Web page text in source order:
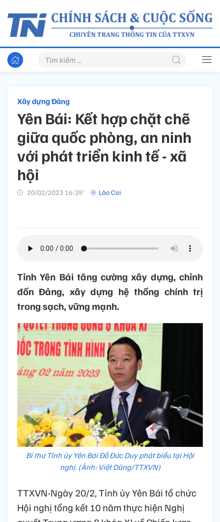
Xây dựng Đảng
Yên Bái: Kết hợp chặt chẽ
giữa quốc phòng, an ninh
với phát triển kinh tế - xã
hội
20/02/2023 16:35’ Lào Cai
Tỉnh Yên Bái tăng cường xây dựng, chỉnh
đốn Đảng, xây dựng hệ thống chính trị
trong sạch, vững mạnh.
Bí thư Tỉnh ủy Yên Bái Đỗ Đức Duy phát biểu tại Hội
nghị. (Ảnh: Việt Dũng/TTXVN)
TTXVN-Ngày 20/2, Tỉnh ủy Yên Bái tổ chức
Hội nghị tổng kết 10 năm thực hiện Nghị